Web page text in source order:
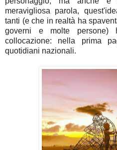
meravigliosa parola,
tanti (e che in realtà ha
governi e molte
collocazione: nella prima
quotidiani nazionali.